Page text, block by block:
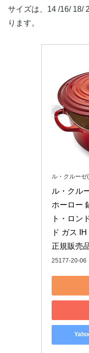
サイズは、14 /16/ 18/
ります。
ル・クルー
ル・クル
ホーロー
ト・ロン
ド ガス
正規販売品
25177-20-06